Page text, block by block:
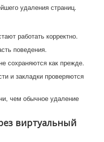
удаления страниц.
работать корректно.
поведения.
сохраняются как прежде.
и закладки проверяются
чем обычное удаление
виртуальный